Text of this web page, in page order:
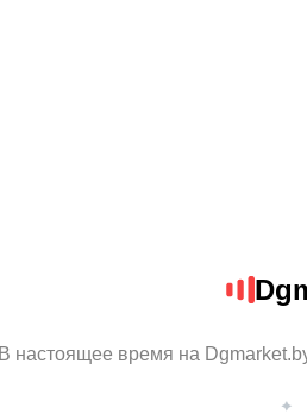
В настоящее время на